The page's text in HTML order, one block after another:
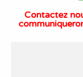
Contactez